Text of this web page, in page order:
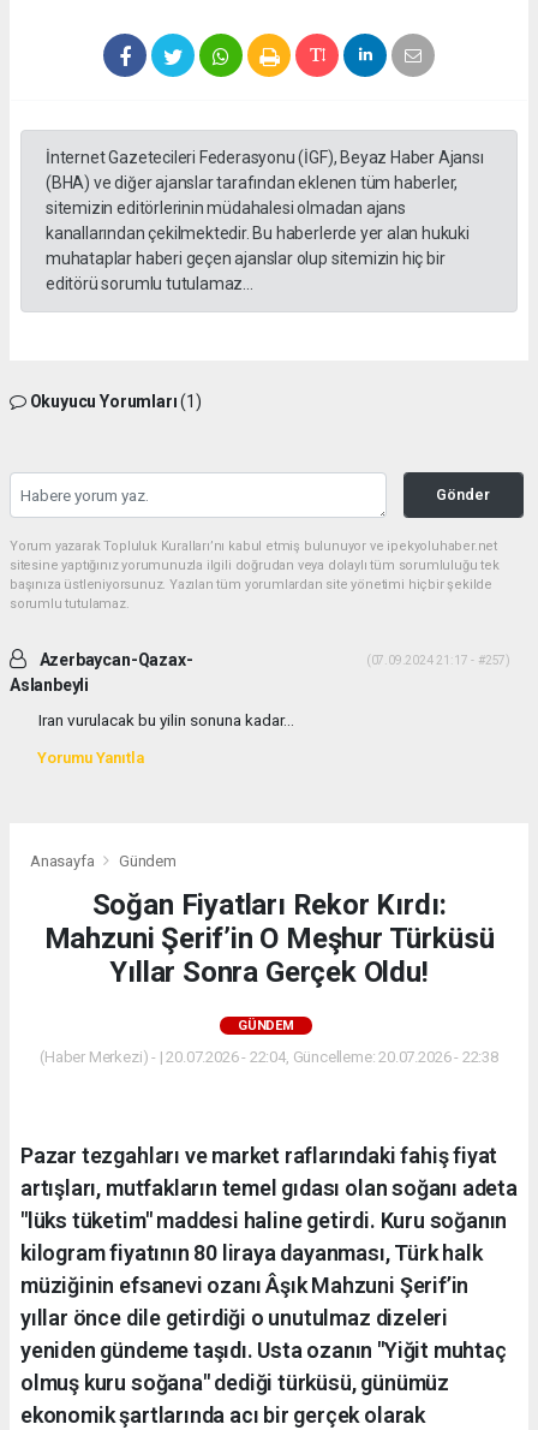
İnternet Gazetecileri Federasyonu (İGF), Beyaz Haber Ajansı
(BHA) ve diğer ajanslar tarafından eklenen tüm haberler,
sitemizin editörlerinin müdahalesi olmadan ajans
kanallarından çekilmektedir. Bu haberlerde yer alan hukuki
muhataplar haberi geçen ajanslar olup sitemizin hiç bir
editörü sorumlu tutulamaz...
Okuyucu Yorumları(1)
Gönder
Yorum yazarak Topluluk Kuralları’nı kabul etmiş bulunuyor ve ipekyoluhaber.net
sitesine yaptığınız yorumunuzla ilgili doğrudan veya dolaylı tüm sorumluluğu tek
başınıza üstleniyorsunuz. Yazılan tüm yorumlardan site yönetimi hiçbir şekilde
sorumlu tutulamaz.
Azerbaycan-Qazax-
Aslanbeyli
(07.09.2024 21:17 - #257)
Iran vurulacak bu yilin sonuna kadar...
Yorumu Yanıtla
Anasayfa Gündem
Soğan Fiyatları Rekor Kırdı:
Mahzuni Şerif’in O Meşhur Türküsü
Yıllar Sonra Gerçek Oldu!
GÜNDEM
(Haber Merkezi) - | 20.07.2026 - 22:04, Güncelleme: 20.07.2026 - 22:38
Pazar tezgahları ve market raflarındaki fahiş fiyat
artışları, mutfakların temel gıdası olan soğanı adeta
"lüks tüketim" maddesi haline getirdi. Kuru soğanın
kilogram fiyatının 80 liraya dayanması, Türk halk
müziğinin efsanevi ozanı Âşık Mahzuni Şerif’in
yıllar önce dile getirdiği o unutulmaz dizeleri
yeniden gündeme taşıdı. Usta ozanın "Yiğit muhtaç
olmuş kuru soğana" dediği türküsü, günümüz
ekonomik şartlarında acı bir gerçek olarak